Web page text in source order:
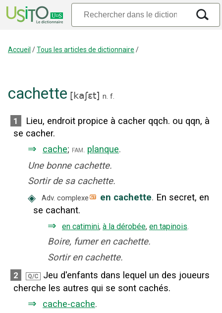
Accueil /Tous les articles de dictionnaire /
cachette [kaʃɛt] n. f.
1
Lieu, endroit propice à cacher qqch. ou qqn, à
se cacher.
⇒ cache; fam. planque.
Une bonne cachette.
Sortir de sa cachette.
◈ Adv. complexe en cachette. En secret, en
se cachant.
⇒ en catimini, à la dérobée, en tapinois.
Boire, fumer en cachette.
Sortir en cachette.
2 Q/C
Jeu d'enfants dans lequel un des joueurs
cherche les autres qui se sont cachés.
⇒ cache-cache.